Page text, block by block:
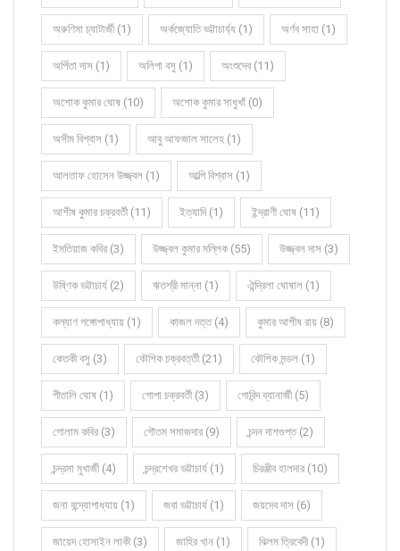
অরুণিমা চ্যাটার্জী (1) অর্কজ্যোতি ভট্টাচার্য্য (1) অর্ণব সাহা (1)
অর্পিতা দাস (1) অলিপা বসু (1) অংশুদেব (11)
অশোক কুমার ঘোষ (10) অশোক কুমার সাধুখাঁ (0)
অসীম বিশ্বাস (1) আবু আফজাল সালেহ (1)
আলতাফ হোসেন উজ্জ্বল (1) আল্পি বিশ্বাস (1)
আশীষ কুমার চক্রবর্তী (11) ইত্যাদি (1) ইন্দ্রাণী ঘোষ (11)
ইমতিয়াজ কবির (3) উজ্জ্বল কুমার মল্লিক (55) উজ্জ্বল দাস (3)
উষ্ণিক ভট্টাচার্য (2) ঋতশ্রী মান্না (1) ঐন্দ্রিলা ঘোষাল (1)
কল্যাণ গঙ্গোপাধ্যায় (1) কাজল দত্ত (4) কুমার আশীষ রায় (8)
কেতকী বসু (3) কৌশিক চক্রবর্ত্তী (21) কৌশিক মন্ডল (1)
গীতালি ঘোষ (1) গোপা চক্রবর্তী (3) গোবিন্দ ব্যানার্জী (5)
গোলাম কবির (3) গৌতম সমাজদার (9) চন্দন দাশগুপ্ত (2)
চন্দ্রমা মুখার্জী (4) চন্দ্রশেখর ভট্টাচার্য (1) চিরঞ্জীব হালদার (10)
জনা বন্দ্যোপাধ্যায় (1) জবা ভট্টাচার্য (1) জয়দেব দাস (6)
জায়েদ হোসাইন লাকী (3) জাহির খান (1) ঝিলম ত্রিবেদী (1)